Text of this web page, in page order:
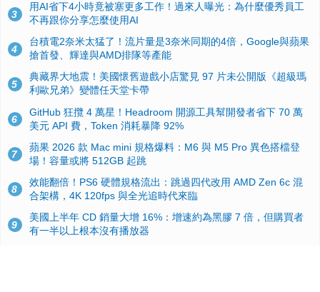
3
用AI省下4小時竟被塞更多工作！過來人曝光：為什麼優秀員工
不再跟你分享怎麼使用AI
4
台積電2奈米太猛了！流片量是3奈米同期的4倍，Google與蘋果
搶首發、輝達與AMD排隊等產能
5
典藏界大地震！美國懷舊遊戲小店驚見 97 片未公開版《超級瑪
利歐兄弟》變體任天堂卡帶
6
GitHub 狂攬 4 萬星！Headroom 開源工具幫開發者省下 70 萬
美元 API 費，Token 消耗暴降 92%
7
蘋果 2026 款 Mac mini 規格爆料：M6 與 M5 Pro 異色搭檔登
場！容量或將 512GB 起跳
8
效能翻倍！PS6 硬體規格流出：跳過四代改用 AMD Zen 6c 混
合架構，4K 120fps 與全光追時代來臨
9
美國上半年 CD 銷量大增 16%：增速約為黑膠 7 倍，但購買者
有一半以上根本沒有播放器